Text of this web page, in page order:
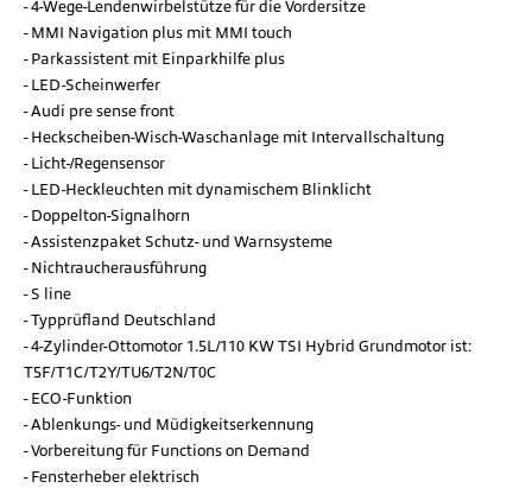
4-Wege-Lendenwirbelstütze für die Vordersitze
MMI Navigation plus mit MMI touch
Parkassistent mit Einparkhilfe plus
LED-Scheinwerfer
Audi pre sense front
Heckscheiben-Wisch-Waschanlage mit Intervallschaltung
Licht-/Regensensor
LED-Heckleuchten mit dynamischem Blinklicht
Doppelton-Signalhorn
Assistenzpaket Schutz- und Warnsysteme
Nichtraucherausführung
S line
Typprüfland Deutschland
4-Zylinder-Ottomotor 1.5L/110 KW TSI Hybrid Grundmotor ist:
T5F/T1C/T2Y/TU6/T2N/T0C
ECO-Funktion
Ablenkungs- und Müdigkeitserkennung
Vorbereitung für Functions on Demand
Fensterheber elektrisch